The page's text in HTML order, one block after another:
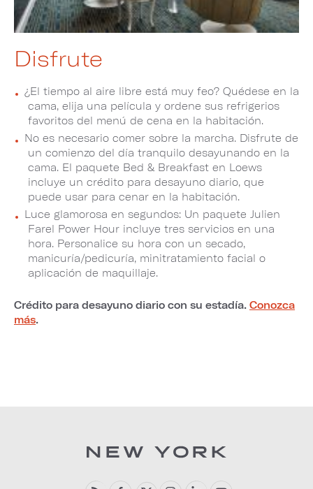
Disfrute
¿El tiempo al aire libre está muy feo? Quédese en la
cama, elija una película y ordene sus refrigerios
favoritos del menú de cena en la habitación.
No es necesario comer sobre la marcha. Disfrute de
un comienzo del día tranquilo desayunando en la
cama. El paquete Bed & Breakfast en Loews
incluye un crédito para desayuno diario, que
puede usar para cenar en la habitación.
Luce glamorosa en segundos: Un paquete Julien
Farel Power Hour incluye tres servicios en una
hora. Personalice su hora con un secado,
manicuría/pedicuría, minitratamiento facial o
aplicación de maquillaje.
Crédito para desayuno diario con su estadía. Conozca
más.